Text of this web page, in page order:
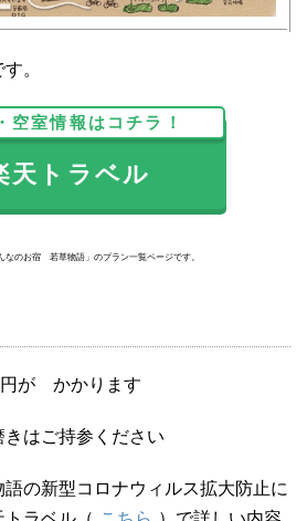
。
空室情報はコチラ！
トラベル
なのお宿 若草物語」のプラン一覧ページです。
円が かかります
はご持参ください
の新型コロナウィルス拡大防止に